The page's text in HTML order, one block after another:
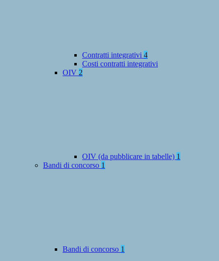
Contratti integrativi 4
Costi contratti integrativi
OIV 2
OIV (da pubblicare in tabelle) 1
Bandi di concorso 1
Bandi di concorso 1